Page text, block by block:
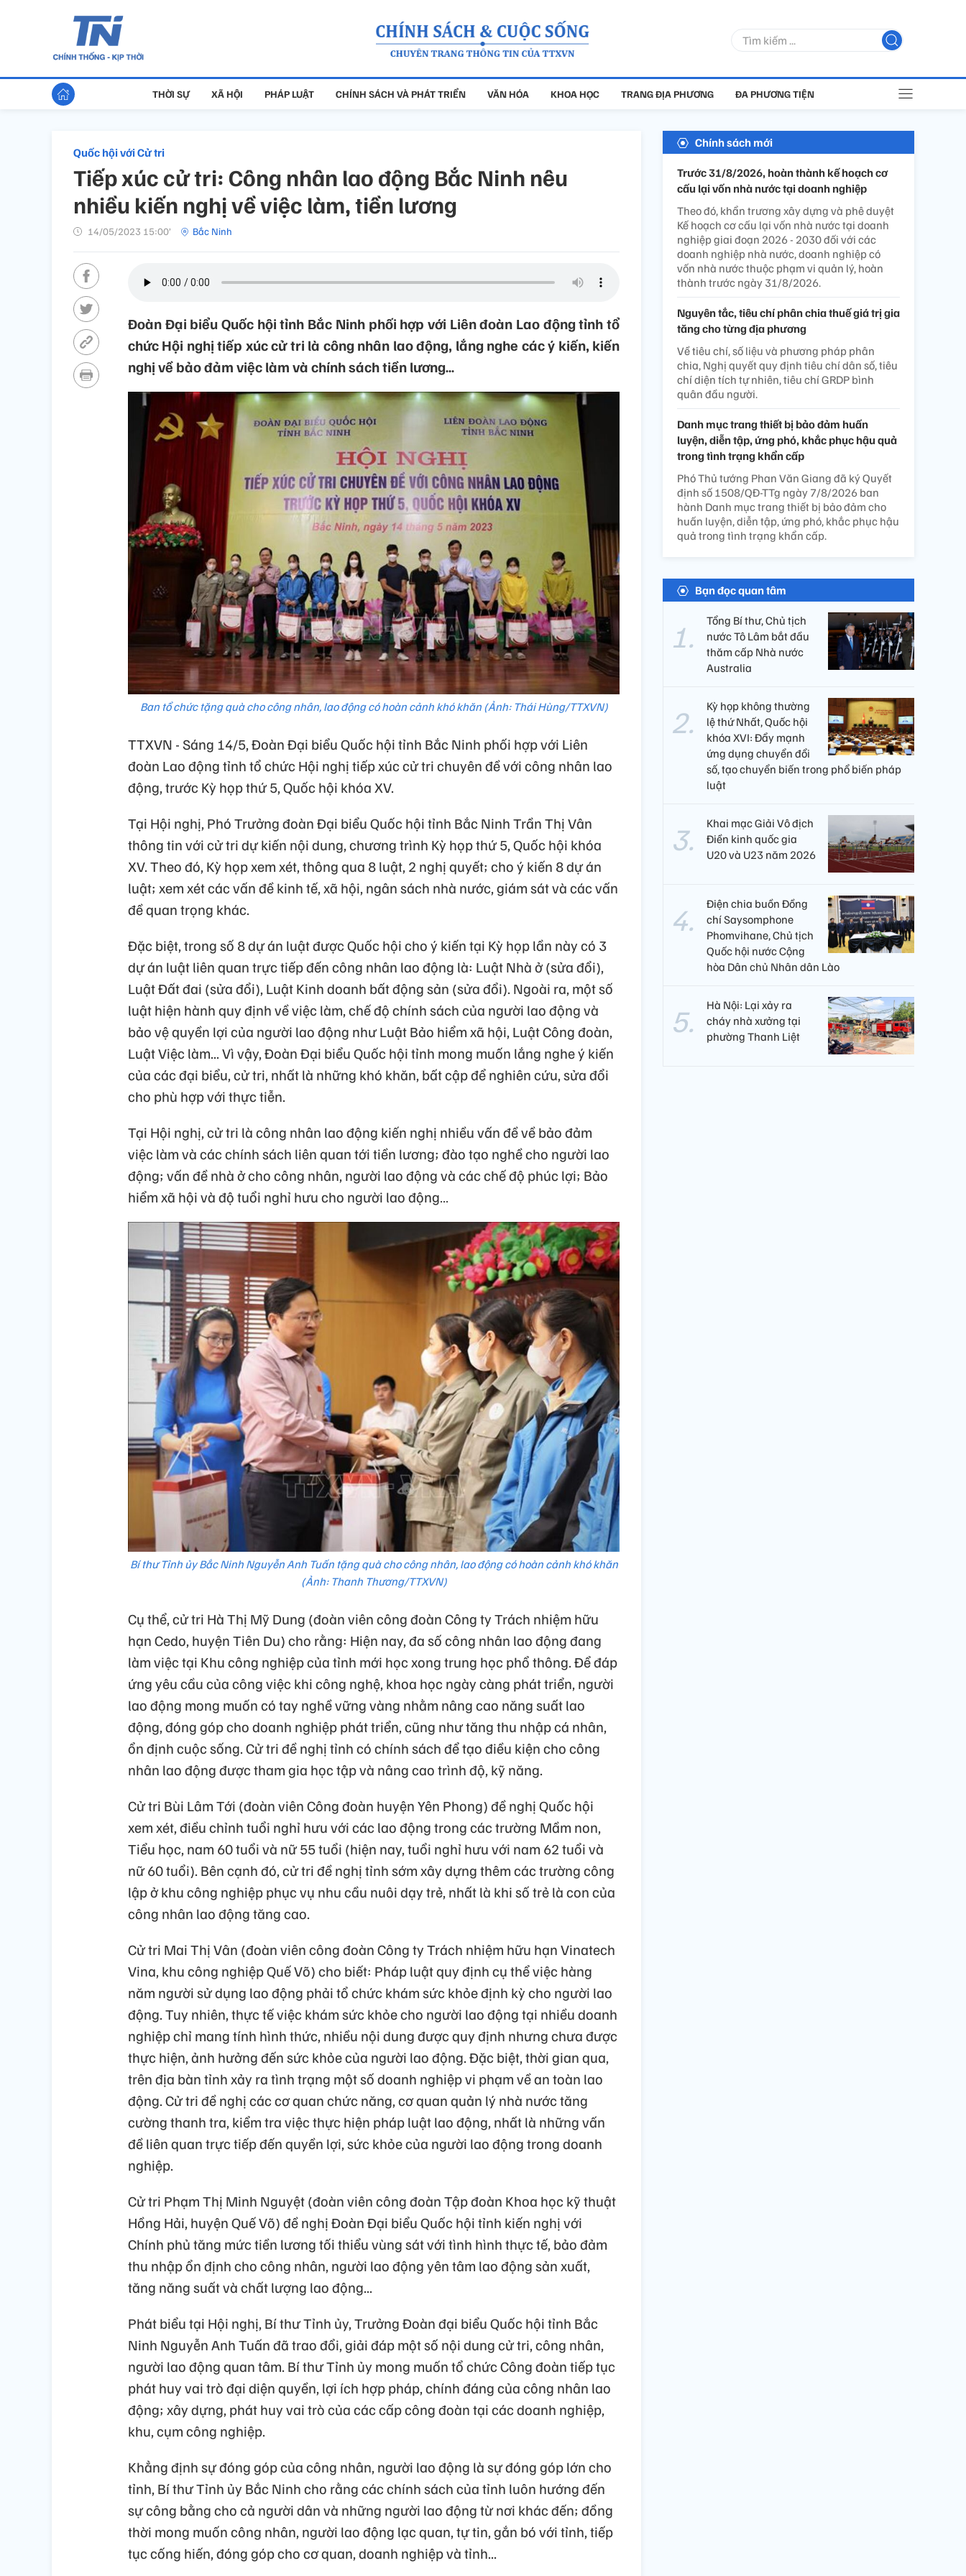
THỜI SỰ XÃ HỘI PHÁP LUẬT CHÍNH SÁCH VÀ PHÁT TRIỂN VĂN HÓA KHOA HỌC TRANG ĐỊA PHƯƠNG ĐA PHƯƠNG TIỆN
Quốc hội với Cử tri
Tiếp xúc cử tri: Công nhân lao động Bắc Ninh nêu
nhiều kiến nghị về việc làm, tiền lương
14/05/2023 15:00’ Bắc Ninh
Đoàn Đại biểu Quốc hội tỉnh Bắc Ninh phối hợp với Liên đoàn Lao động tỉnh tổ
chức Hội nghị tiếp xúc cử tri là công nhân lao động, lắng nghe các ý kiến, kiến
nghị về bảo đảm việc làm và chính sách tiền lương…
Ban tổ chức tặng quà cho công nhân, lao động có hoàn cảnh khó khăn (Ảnh: Thái Hùng/TTXVN)
TTXVN - Sáng 14/5, Đoàn Đại biểu Quốc hội tỉnh Bắc Ninh phối hợp với Liên
đoàn Lao động tỉnh tổ chức Hội nghị tiếp xúc cử tri chuyên đề với công nhân lao
động, trước Kỳ họp thứ 5, Quốc hội khóa XV.
Tại Hội nghị, Phó Trưởng đoàn Đại biểu Quốc hội tỉnh Bắc Ninh Trần Thị Vân
thông tin với cử tri dự kiến nội dung, chương trình Kỳ họp thứ 5, Quốc hội khóa
XV. Theo đó, Kỳ họp xem xét, thông qua 8 luật, 2 nghị quyết; cho ý kiến 8 dự án
luật; xem xét các vấn đề kinh tế, xã hội, ngân sách nhà nước, giám sát và các vấn
đề quan trọng khác.
Đặc biệt, trong số 8 dự án luật được Quốc hội cho ý kiến tại Kỳ họp lần này có 3
dự án luật liên quan trực tiếp đến công nhân lao động là: Luật Nhà ở (sửa đổi),
Luật Đất đai (sửa đổi), Luật Kinh doanh bất động sản (sửa đổi). Ngoài ra, một số
luật hiện hành quy định về việc làm, chế độ chính sách của người lao động và
bảo vệ quyền lợi của người lao động như Luật Bảo hiểm xã hội, Luật Công đoàn,
Luật Việc làm... Vì vậy, Đoàn Đại biểu Quốc hội tỉnh mong muốn lắng nghe ý kiến
của các đại biểu, cử tri, nhất là những khó khăn, bất cập để nghiên cứu, sửa đổi
cho phù hợp với thực tiễn.
Tại Hội nghị, cử tri là công nhân lao động kiến nghị nhiều vấn đề về bảo đảm
việc làm và các chính sách liên quan tới tiền lương; đào tạo nghề cho người lao
động; vấn đề nhà ở cho công nhân, người lao động và các chế độ phúc lợi; Bảo
hiểm xã hội và độ tuổi nghỉ hưu cho người lao động…
Bí thư Tỉnh ủy Bắc Ninh Nguyễn Anh Tuấn tặng quà cho công nhân, lao động có hoàn cảnh khó khăn
(Ảnh: Thanh Thương/TTXVN)
Cụ thể, cử tri Hà Thị Mỹ Dung (đoàn viên công đoàn Công ty Trách nhiệm hữu
hạn Cedo, huyện Tiên Du) cho rằng: Hiện nay, đa số công nhân lao động đang
làm việc tại Khu công nghiệp của tỉnh mới học xong trung học phổ thông. Để đáp
ứng yêu cầu của công việc khi công nghệ, khoa học ngày càng phát triển, người
lao động mong muốn có tay nghề vững vàng nhằm nâng cao năng suất lao
động, đóng góp cho doanh nghiệp phát triển, cũng như tăng thu nhập cá nhân,
ổn định cuộc sống. Cử tri đề nghị tỉnh có chính sách để tạo điều kiện cho công
nhân lao động được tham gia học tập và nâng cao trình độ, kỹ năng.
Cử tri Bùi Lâm Tới (đoàn viên Công đoàn huyện Yên Phong) đề nghị Quốc hội
xem xét, điều chỉnh tuổi nghỉ hưu với các lao động trong các trường Mầm non,
Tiểu học, nam 60 tuổi và nữ 55 tuổi (hiện nay, tuổi nghỉ hưu với nam 62 tuổi và
nữ 60 tuổi). Bên cạnh đó, cử tri đề nghị tỉnh sớm xây dựng thêm các trường công
lập ở khu công nghiệp phục vụ nhu cầu nuôi dạy trẻ, nhất là khi số trẻ là con của
công nhân lao động tăng cao.
Cử tri Mai Thị Vân (đoàn viên công đoàn Công ty Trách nhiệm hữu hạn Vinatech
Vina, khu công nghiệp Quế Võ) cho biết: Pháp luật quy định cụ thể việc hàng
năm người sử dụng lao động phải tổ chức khám sức khỏe định kỳ cho người lao
động. Tuy nhiên, thực tế việc khám sức khỏe cho người lao động tại nhiều doanh
nghiệp chỉ mang tính hình thức, nhiều nội dung được quy định nhưng chưa được
thực hiện, ảnh hưởng đến sức khỏe của người lao động. Đặc biệt, thời gian qua,
trên địa bàn tỉnh xảy ra tình trạng một số doanh nghiệp vi phạm về an toàn lao
động. Cử tri đề nghị các cơ quan chức năng, cơ quan quản lý nhà nước tăng
cường thanh tra, kiểm tra việc thực hiện pháp luật lao động, nhất là những vấn
đề liên quan trực tiếp đến quyền lợi, sức khỏe của người lao động trong doanh
nghiệp.
Cử tri Phạm Thị Minh Nguyệt (đoàn viên công đoàn Tập đoàn Khoa học kỹ thuật
Hồng Hải, huyện Quế Võ) đề nghị Đoàn Đại biểu Quốc hội tỉnh kiến nghị với
Chính phủ tăng mức tiền lương tối thiểu vùng sát với tình hình thực tế, bảo đảm
thu nhập ổn định cho công nhân, người lao động yên tâm lao động sản xuất,
tăng năng suất và chất lượng lao động...
Phát biểu tại Hội nghị, Bí thư Tỉnh ủy, Trưởng Đoàn đại biểu Quốc hội tỉnh Bắc
Ninh Nguyễn Anh Tuấn đã trao đổi, giải đáp một số nội dung cử tri, công nhân,
người lao động quan tâm. Bí thư Tỉnh ủy mong muốn tổ chức Công đoàn tiếp tục
phát huy vai trò đại diện quyền, lợi ích hợp pháp, chính đáng của công nhân lao
động; xây dựng, phát huy vai trò của các cấp công đoàn tại các doanh nghiệp,
khu, cụm công nghiệp.
Khẳng định sự đóng góp của công nhân, người lao động là sự đóng góp lớn cho
tỉnh, Bí thư Tỉnh ủy Bắc Ninh cho rằng các chính sách của tỉnh luôn hướng đến
sự công bằng cho cả người dân và những người lao động từ nơi khác đến; đồng
thời mong muốn công nhân, người lao động lạc quan, tự tin, gắn bó với tỉnh, tiếp
tục cống hiến, đóng góp cho cơ quan, doanh nghiệp và tỉnh...
Chính sách mới
Trước 31/8/2026, hoàn thành kế hoạch cơ
cấu lại vốn nhà nước tại doanh nghiệp
Theo đó, khẩn trương xây dựng và phê duyệt
Kế hoạch cơ cấu lại vốn nhà nước tại doanh
nghiệp giai đoạn 2026 - 2030 đối với các
doanh nghiệp nhà nước, doanh nghiệp có
vốn nhà nước thuộc phạm vi quản lý, hoàn
thành trước ngày 31/8/2026.
Nguyên tắc, tiêu chí phân chia thuế giá trị gia
tăng cho từng địa phương
Về tiêu chí, số liệu và phương pháp phân
chia, Nghị quyết quy định tiêu chí dân số, tiêu
chí diện tích tự nhiên, tiêu chí GRDP bình
quân đầu người.
Danh mục trang thiết bị bảo đảm huấn
luyện, diễn tập, ứng phó, khắc phục hậu quả
trong tình trạng khẩn cấp
Phó Thủ tướng Phan Văn Giang đã ký Quyết
định số 1508/QĐ-TTg ngày 7/8/2026 ban
hành Danh mục trang thiết bị bảo đảm cho
huấn luyện, diễn tập, ứng phó, khắc phục hậu
quả trong tình trạng khẩn cấp.
Bạn đọc quan tâm
Tổng Bí thư, Chủ tịch
nước Tô Lâm bắt đầu
thăm cấp Nhà nước
Australia
Kỳ họp không thường
lệ thứ Nhất, Quốc hội
khóa XVI: Đẩy mạnh
ứng dụng chuyển đổi
số, tạo chuyển biến trong phổ biến pháp
luật
Khai mạc Giải Vô địch
Điền kinh quốc gia
U20 và U23 năm 2026
Điện chia buồn Đồng
chí Saysomphone
Phomvihane, Chủ tịch
Quốc hội nước Cộng
hòa Dân chủ Nhân dân Lào
Hà Nội: Lại xảy ra
cháy nhà xưởng tại
phường Thanh Liệt